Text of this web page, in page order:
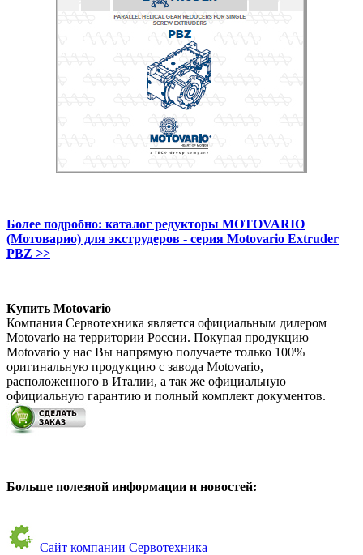
Более подробно: каталог редукторы MOTOVARIO
(Мотоварио) для экструдеров - серия Motovario Extruder
PBZ >>
Купить Motovario
Компания Сервотехника является официальным дилером
Motovario на территории России. Покупая продукцию
Motovario у нас Вы напрямую получаете только 100%
оригинальную продукцию с завода Motovario,
расположенного в Италии, а так же официальную
официальную гарантию и полный комплект документов.
Больше полезной информации и новостей:
Сайт компании Сервотехника